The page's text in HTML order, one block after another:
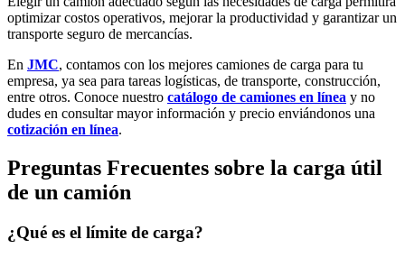
optimizar costos operativos, mejorar la productividad y garantizar un
transporte seguro de mercancías.
En JMC, contamos con los mejores camiones de carga para tu
empresa, ya sea para tareas logísticas, de transporte, construcción,
entre otros. Conoce nuestro catálogo de camiones en línea y no
dudes en consultar mayor información y precio enviándonos una
cotización en línea.
Preguntas Frecuentes sobre la carga útil
de un camión
¿Qué es el límite de carga?